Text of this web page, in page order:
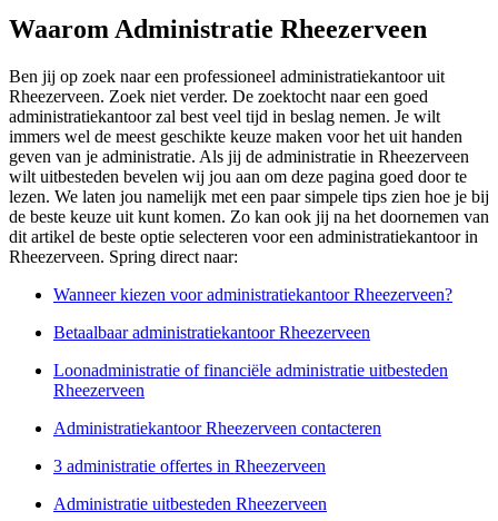
Waarom Administratie Rheezerveen
Ben jij op zoek naar een professioneel administratiekantoor uit
Rheezerveen. Zoek niet verder. De zoektocht naar een goed
administratiekantoor zal best veel tijd in beslag nemen. Je wilt
immers wel de meest geschikte keuze maken voor het uit handen
geven van je administratie. Als jij de administratie in Rheezerveen
wilt uitbesteden bevelen wij jou aan om deze pagina goed door te
lezen. We laten jou namelijk met een paar simpele tips zien hoe je bij
de beste keuze uit kunt komen. Zo kan ook jij na het doornemen van
dit artikel de beste optie selecteren voor een administratiekantoor in
Rheezerveen. Spring direct naar:
Wanneer kiezen voor administratiekantoor Rheezerveen?
Betaalbaar administratiekantoor Rheezerveen
Loonadministratie of financiële administratie uitbesteden
Rheezerveen
Administratiekantoor Rheezerveen contacteren
3 administratie offertes in Rheezerveen
Administratie uitbesteden Rheezerveen